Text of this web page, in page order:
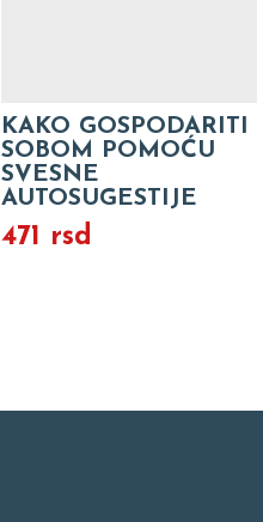
KAKO GOSPODARITI
SOBOM POMOĆU
SVESNE
AUTOSUGESTIJE
471 rsd